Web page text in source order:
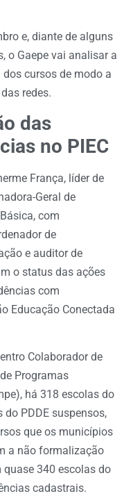
e, diante de alguns
o Gaepe vai analisar a
cursos de modo a
redes.
das
no PIEC
França, líder de
Geral de
com
de
e auditor de
o status das ações
com
Educação Conectada
Colaborador de
Programas
há 318 escolas do
PDDE suspensos,
que os municípios
a não formalização
quase 340 escolas do
cadastrais.